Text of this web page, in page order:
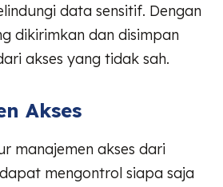
data sensitif. Dengan
dikirimkan dan disimpan
akses yang tidak sah.
Akses
manajemen akses dari
mengontrol siapa saja